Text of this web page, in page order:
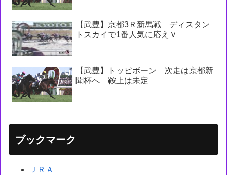
【武豊】京都3Ｒ新馬戦 ディスタン
トスカイで1番人気に応えＶ
【武豊】トッピボーン 次走は京都新
聞杯へ 鞍上は未定
ブックマーク
ＪＲＡ